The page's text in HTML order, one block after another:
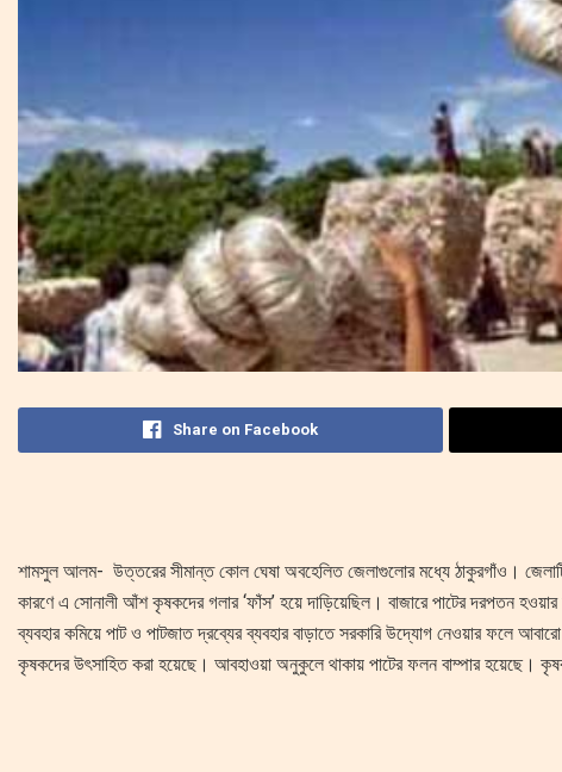
Share on Facebook
শামসুল আলম- উত্তরের সীমান্ত কোল ঘেষা অবহেলিত জেলাগুলোর মধ্যে ঠাকুরগাঁও।
কারণে এ সোনালী আঁশ কৃষকদের গলার ‘ফাঁস’ হয়ে দাড়িয়েছিল। বাজারে পাটের দরপতন হওয়ার
ব্যবহার কমিয়ে পাট ও পাটজাত দ্রব্যের ব্যবহার বাড়াতে সরকারি উদ্যোগ নেওয়ার ফলে
কৃষকদের উৎসাহিত করা হয়েছে। আবহাওয়া অনুকুলে থাকায় পাটের ফলন বাম্পার হয়েছে।